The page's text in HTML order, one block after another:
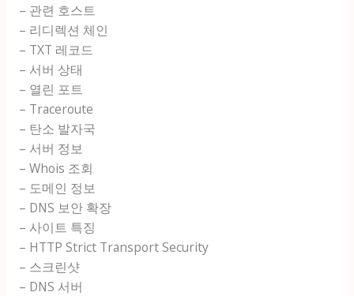
– 관련 호스트
– 리디렉션 체인
– TXT 레코드
– 서버 상태
– 열린 포트
– Traceroute
– 탄소 발자국
– 서버 정보
– Whois 조회
– 도메인 정보
– DNS 보안 확장
– 사이트 특징
– HTTP Strict Transport Security
– 스크린샷
– DNS 서버